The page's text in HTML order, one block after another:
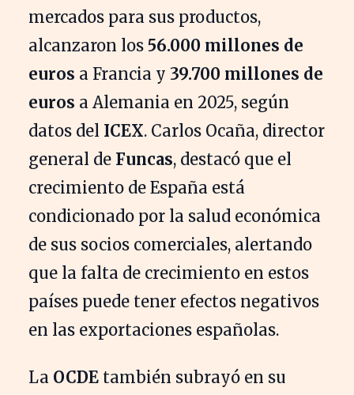
mercados para sus productos,
alcanzaron los 56.000 millones de
euros a Francia y 39.700 millones de
euros a Alemania en 2025, según
datos del ICEX. Carlos Ocaña, director
general de Funcas, destacó que el
crecimiento de España está
condicionado por la salud económica
de sus socios comerciales, alertando
que la falta de crecimiento en estos
países puede tener efectos negativos
en las exportaciones españolas.
La OCDE también subrayó en su